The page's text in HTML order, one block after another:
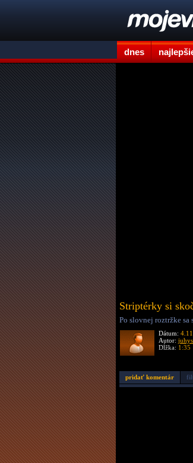
dnes
Striptérky si
Po slovnej roztržke
Dátum:
Autor:
Dĺžka: 1:35
pridať komentár